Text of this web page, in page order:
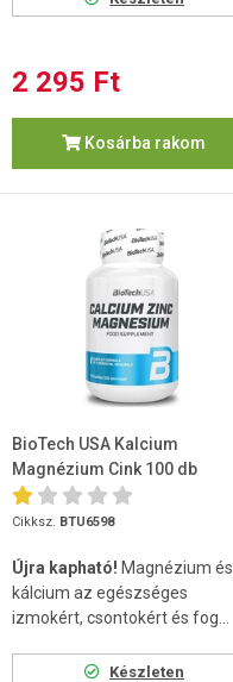
2 295 Ft
Kosárba rakom
BioTech USA Kalcium
Magnézium Cink 100 db
tabletta
Cikksz. BTU6598
Újra kapható! Magnézium és
kálcium az egészséges
izmokért, csontokért és fog...
Készleten